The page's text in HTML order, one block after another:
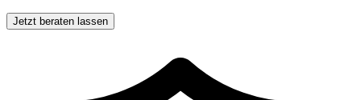
Jetzt beraten lassen